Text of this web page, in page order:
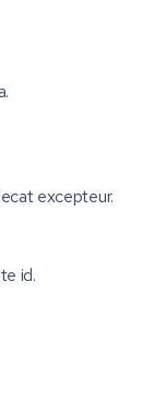
excepteur.
id.